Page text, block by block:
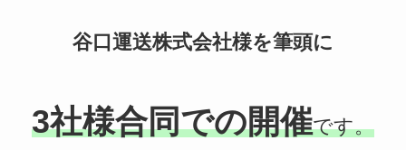
谷口運送株式会社様を筆頭に
3社様合同での開催です。